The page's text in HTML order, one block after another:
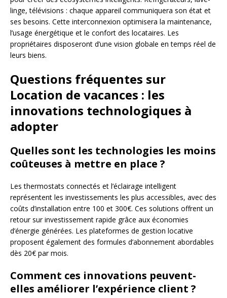
linge, télévisions : chaque appareil communiquera son état et
ses besoins. Cette interconnexion optimisera la maintenance,
l’usage énergétique et le confort des locataires. Les
propriétaires disposeront d’une vision globale en temps réel de
leurs biens.
Questions fréquentes sur
Location de vacances : les
innovations technologiques à
adopter
Quelles sont les technologies les moins
coûteuses à mettre en place ?
Les thermostats connectés et l’éclairage intelligent
représentent les investissements les plus accessibles, avec des
coûts d’installation entre 100 et 300€. Ces solutions offrent un
retour sur investissement rapide grâce aux économies
d’énergie générées. Les plateformes de gestion locative
proposent également des formules d’abonnement abordables
dès 20€ par mois.
Comment ces innovations peuvent-
elles améliorer l’expérience client ?